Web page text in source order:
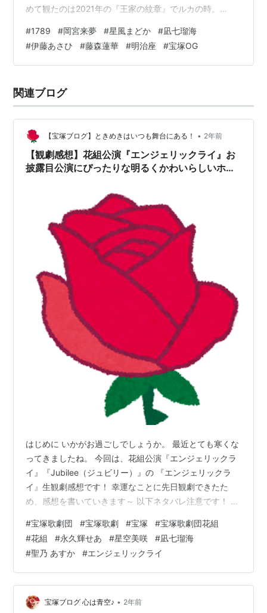
めて観たのは2021年の『王家の紋章』でルカの時。
『SPY×FAMILY』ユーリ・ブライアと観てますが、どの
お役も記憶に残る人でした。 そして、ロミオを経て
『1789』のロナン。 順調にミュージカルの王道をまっす
りだと思ってましたし、来夢くん、歌が上手くなりま
し…
#1789 #岡宮来夢 #星風まどか #凪七瑠海
#伊藤あさひ #藤森蓮華 #明治座 #宝塚OG
関連ブログ
【宝塚ブログ】ときめきはいつも舞台にある！ • 2年前
【観劇感想】花組公演『エンジェリックライ』お
披露目公演にぴったりな明るくかわいらしいホラ
はじめに いかがお過ごしでしょうか。 最近とても寒くな
ってきましたね。 今回は、花組公演『エンジェリックラ
イ』『Jubilee（ジュビリー）』の 『エンジェリックラ
イ』生観劇感想です！ 幸運なことに先日観劇できたた
め、感想を書いていきます～ 以下ネタバレ注意です！ 明
てがかわいらしいです！ どこか懐かしいドラマをみてい
るような、 まんがを読んでいるような感覚になるストー
リー展開です。 この先どうなるか、なんとなくわかって
はいるけれど、 やっぱり楽しいし好きになるような明る
い物語です！ 特に、かわいらしいで言うと、 エンジェル
達がコメディセンス…
#宝塚歌劇団 #宝塚歌劇 #宝塚 #宝塚歌劇団花組
#花組 #永久輝せあ #星空美咲 #凪七瑠海
#聖乃 あすか #エンジェリックライ
宝塚ブログ 心は青空♪ • 2年前